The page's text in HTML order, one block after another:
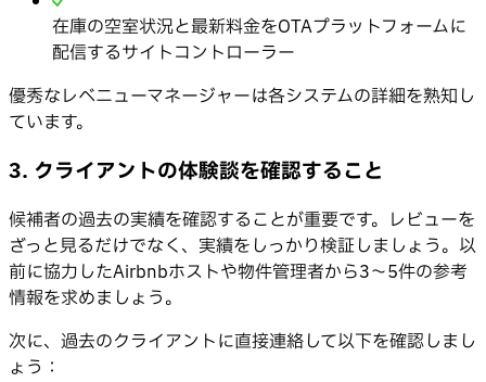
在庫の空室状況と最新料金をOTAプラットフォームに
配信するサイトコントローラー
優秀なレベニューマネージャーは各システムの詳細を熟知し
ています。
3. クライアントの体験談を確認すること
候補者の過去の実績を確認することが重要です。レビューを
ざっと見るだけでなく、実績をしっかり検証しましょう。以
前に協力したAirbnbホストや物件管理者から3〜5件の参考
情報を求めましょう。
次に、過去のクライアントに直接連絡して以下を確認しまし
ょう：